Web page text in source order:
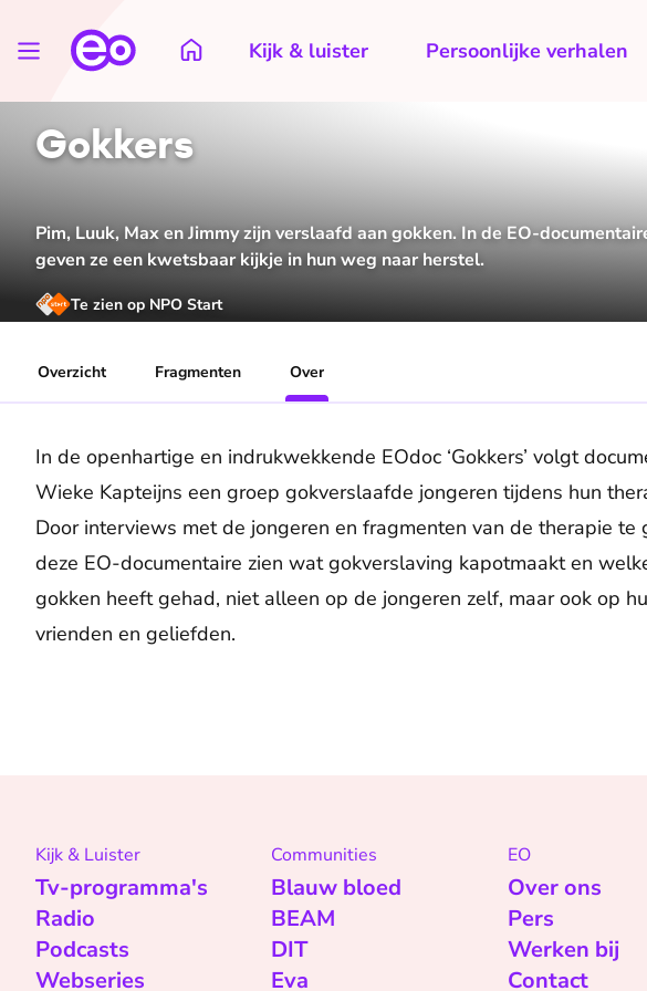
Kijk & luister Persoonlijke verhalen
Gokkers
Pim, Luuk, Max en Jimmy zijn verslaafd aan gokken. In de EO-
geven ze een kwetsbaar kijkje in hun weg naar herstel.
Te zien op NPO Start
Overzicht Fragmenten Over
In de openhartige en indrukwekkende EOdoc ‘Gokkers’ volgt
Wieke Kapteijns een groep gokverslaafde jongeren tijdens hun
Door interviews met de jongeren en fragmenten van de therapie te
deze EO-documentaire zien wat gokverslaving kapotmaakt en
gokken heeft gehad, niet alleen op de jongeren zelf, maar ook op
vrienden en geliefden.
Kijk & Luister
Tv-programma's
Radio
Podcasts
Webseries
Communities
Blauw bloed
BEAM
DIT
Eva
EO
Over ons
Pers
Werken bij
Contact